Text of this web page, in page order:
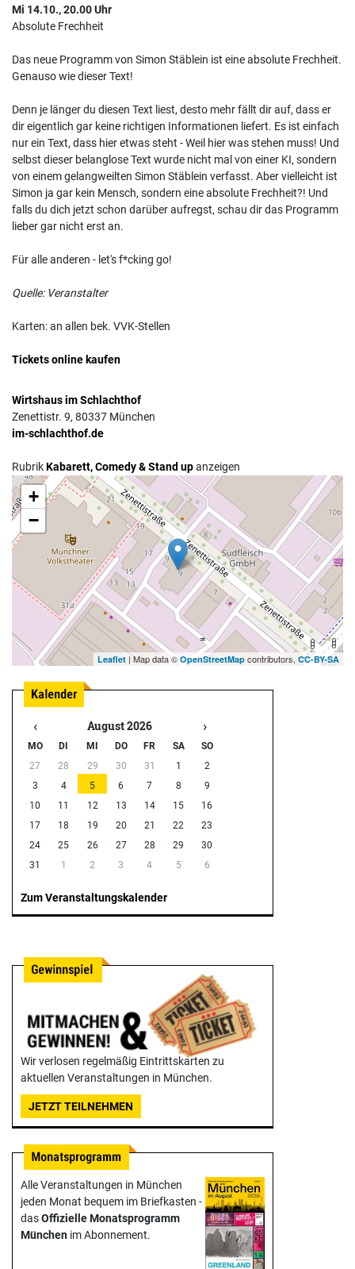
Mi 14.10., 20.00 Uhr
Absolute Frechheit
Das neue Programm von Simon Stäblein ist eine absolute Frechheit.
Genauso wie dieser Text!
Denn je länger du diesen Text liest, desto mehr fällt dir auf, dass er
dir eigentlich gar keine richtigen Informationen liefert. Es ist einfach
nur ein Text, dass hier etwas steht - Weil hier was stehen muss! Und
selbst dieser belanglose Text wurde nicht mal von einer KI, sondern
von einem gelangweilten Simon Stäblein verfasst. Aber vielleicht ist
Simon ja gar kein Mensch, sondern eine absolute Frechheit?! Und
falls du dich jetzt schon darüber aufregst, schau dir das Programm
lieber gar nicht erst an.
Für alle anderen - let's f*cking go!
Quelle: Veranstalter
Karten: an allen bek. VVK-Stellen
Tickets online kaufen
Wirtshaus im Schlachthof
Zenettistr. 9, 80337 München
im-schlachthof.de
RubrikKabarett, Comedy & Stand upanzeigen
Anfahrt mit dem MVV
+
−
Leaflet | Map data © OpenStreetMap contributors, CC-BY-SA
‹ August 2026 ›
MO DI MI DO FR SA
SO
27
28 29 30 31 1
2
3
4 5 6 7 8
9
10
11 12 13 14 15
16
17
18 19 20 21 22
23
24
25 26 27 28 29
30
31
1 2 3 4 5 6
Zum Veranstaltungskalender
Wir verlosen regelmäßig Eintrittskarten zu
aktuellen Veranstaltungen in München.
JETZT TEILNEHMEN
Alle Veranstaltungen in München
jeden Monat bequem im Briefkasten -
dasOffizielle Monats­programm
München im Abonnement.